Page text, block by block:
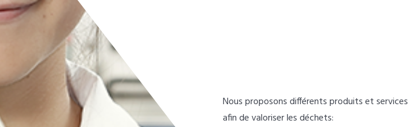
Nous proposons différents produits et services
afin de valoriser les déchets: